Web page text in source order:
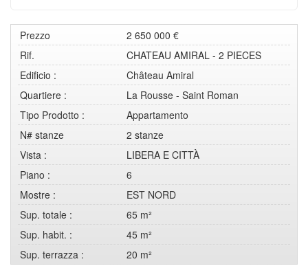
Prezzo
2 650 000 €
Rif.
CHATEAU AMIRAL - 2 PIECES
Edificio :
Château Amiral
Quartiere :
La Rousse - Saint Roman
Tipo Prodotto :
Appartamento
N# stanze
2 stanze
Vista :
LIBERA E CITTÀ
Piano :
6
Mostre :
EST NORD
Sup. totale :
65 m²
Sup. habit. :
45 m²
Sup. terrazza :
20 m²